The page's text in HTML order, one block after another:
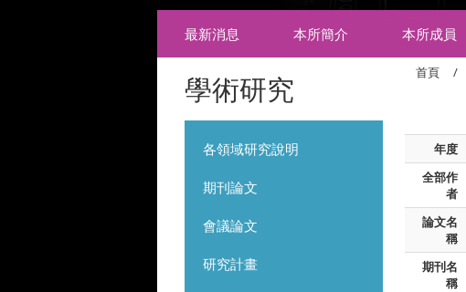
最新消息 本所簡介 本所成員
學術研究
各領域研究說明
期刊論文
會議論文
研究計畫
首頁
年度
全部作
者
論文名
稱
期刊名
稱